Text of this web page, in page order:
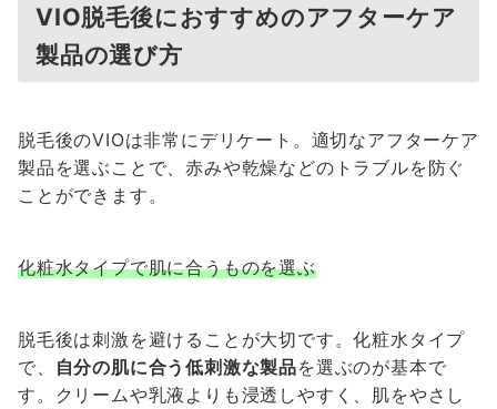
VIO脱毛後におすすめのアフターケア
製品の選び方
脱毛後のVIOは非常にデリケート。適切なアフターケア
製品を選ぶことで、赤みや乾燥などのトラブルを防ぐ
ことができます。
化粧水タイプで肌に合うものを選ぶ
脱毛後は刺激を避けることが大切です。化粧水タイプ
で、
自分の肌に合う低刺激な製品を選ぶのが基本で
す。クリームや乳液よりも浸透しやすく、肌をやさし